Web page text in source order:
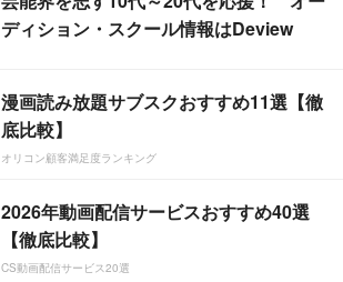
ディション・スクール情報はDeview
漫画読み放題サブスクおすすめ11選【徹
底比較】
オリコン顧客満足度ランキング
2026年動画配信サービスおすすめ40選
【徹底比較】
CS動画配信サービス20選